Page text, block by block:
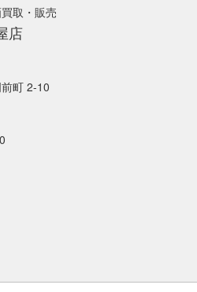
取・販売
店
町 2-10